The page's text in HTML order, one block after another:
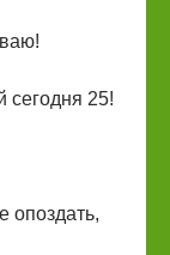
сегодня 25!
опоздать,